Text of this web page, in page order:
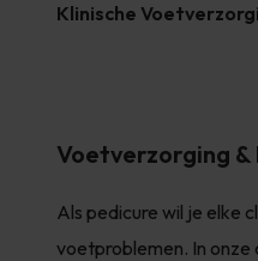
Klinische
Voetverzorging
Als pedicure wil je elke
voetproblemen. In